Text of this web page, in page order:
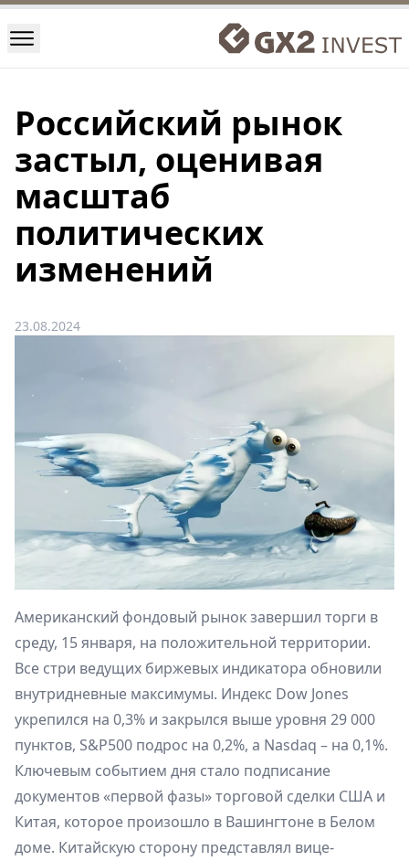
Российский рынок
застыл, оценивая
масштаб
политических
изменений
23.08.2024
Американский фондовый рынок завершил торги в
среду, 15 января, на положительной территории.
Все стри ведущих биржевых индикатора обновили
внутридневные максимумы. Индекс Dow Jones
укрепился на 0,3% и закрылся выше уровня 29 000
пунктов, S&P500 подрос на 0,2%, а Nasdaq – на 0,1%.
Ключевым событием дня стало подписание
документов «первой фазы» торговой сделки США и
Китая, которое произошло в Вашингтоне в Белом
доме. Китайскую сторону представлял вице-